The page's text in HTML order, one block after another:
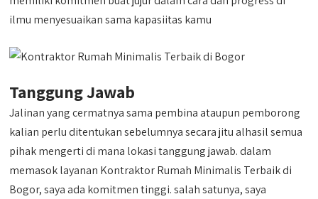
ilmu menyesuaikan sama kapasiitas kamu
Tanggung Jawab
Jalinan yang cermatnya sama pembina ataupun pemborong
kalian perlu ditentukan sebelumnya secara jitu alhasil semua
pihak mengerti di mana lokasi tanggung jawab. dalam
memasok layanan Kontraktor Rumah Minimalis Terbaik di
Bogor, saya ada komitmen tinggi. salah satunya, saya